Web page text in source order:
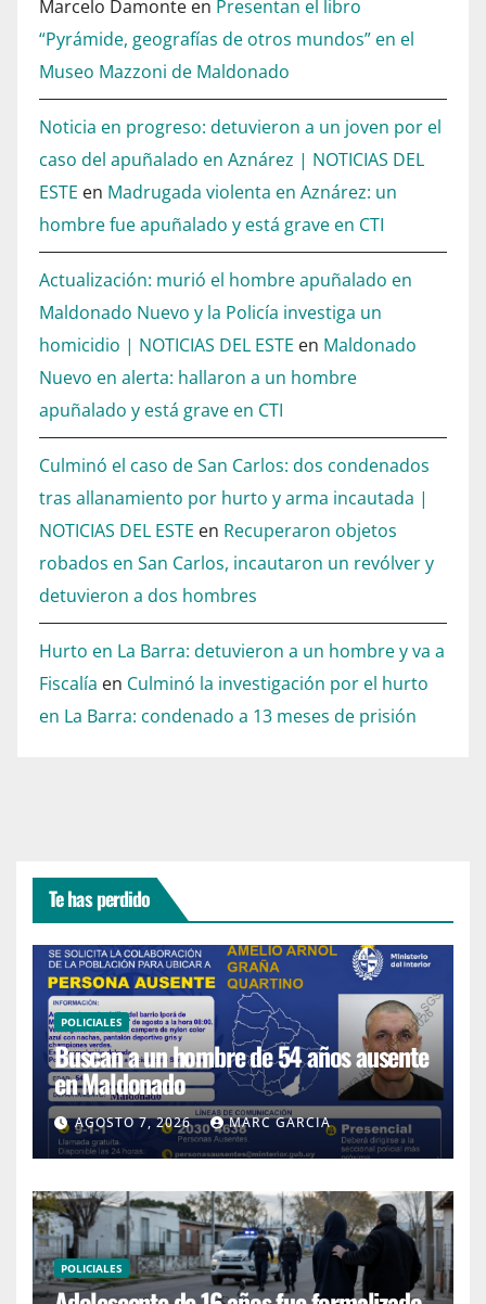
Marcelo Damonte en Presentan el libro
“Pyrámide, geografías de otros mundos” en el
Museo Mazzoni de Maldonado
Noticia en progreso: detuvieron a un joven por el
caso del apuñalado en Aznárez | NOTICIAS DEL
ESTE en Madrugada violenta en Aznárez: un
hombre fue apuñalado y está grave en CTI
Actualización: murió el hombre apuñalado en
Maldonado Nuevo y la Policía investiga un
homicidio | NOTICIAS DEL ESTE en Maldonado
Nuevo en alerta: hallaron a un hombre
apuñalado y está grave en CTI
Culminó el caso de San Carlos: dos condenados
tras allanamiento por hurto y arma incautada |
NOTICIAS DEL ESTE en Recuperaron objetos
robados en San Carlos, incautaron un revólver y
detuvieron a dos hombres
Hurto en La Barra: detuvieron a un hombre y va a
Fiscalía en Culminó la investigación por el hurto
en La Barra: condenado a 13 meses de prisión
Te has perdido
POLICIALES
Buscan a un hombre de 54 años ausente
en Maldonado
AGOSTO 7, 2026 MARC GARCIA
POLICIALES